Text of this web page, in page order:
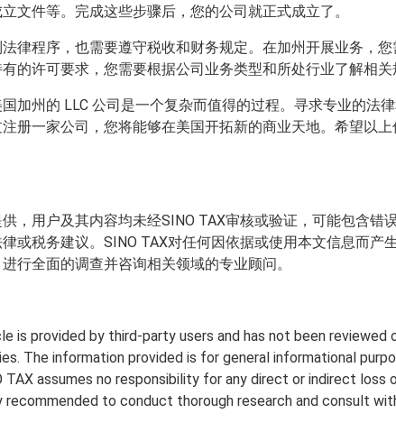
文件等。完成这些步骤后，您的公司就正式成立了。
律程序，也需要遵守税收和财务规定。在加州开展业务，
的许可要求，您需要根据公司业务类型和所处行业了解相关
加州的 LLC 公司是一个复杂而值得的过程。寻求专业的法
册一家公司，您将能够在美国开拓新的商业天地。希望以
，用户及其内容均未经SINO TAX审核或验证，可能包含错
或税务建议。SINO TAX对任何因依据或使用本文信息而
行全面的调查并咨询相关领域的专业顾问。
is provided by third-party users and has not been reviewed
The information provided is for general informational
TAX assumes no responsibility for any direct or indirect
to conduct thorough research and consult